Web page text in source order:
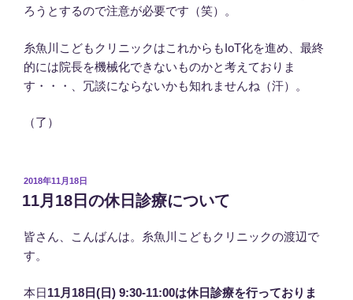
ろうとするので注意が必要です（笑）。
糸魚川こどもクリニックはこれからもIoT化を進め、最終
的には院長を機械化できないものかと考えておりま
す・・・、冗談にならないかも知れませんね（汗）。
（了）
投
稿
日:
2018年11月18日
11月18日の休日診療について
皆さん、こんばんは。糸魚川こどもクリニックの渡辺で
す。
本日11月18日(日) 9:30-11:00は休日診療を行っておりま